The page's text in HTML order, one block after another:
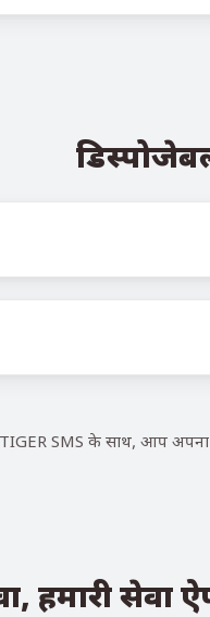
TIGER SMS के साथ, आप अपना
हमारी सेवा